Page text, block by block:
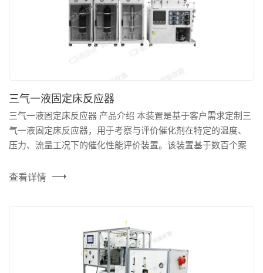
三气一液固定床反应器
三气一液固定床反应器 产品介绍 本装置是基于客户需求定制三
气一液固定床反应器，用于考察与评价催化剂在特定的温度、
压力、流量工况下的催化性能评价装置。该装置基于数百个案
小的系统死体积，并且能够实现对实验条件的精准控制。对温
切断主路气源的安全设计。设备采用分布式控制系统解决...
查看详情